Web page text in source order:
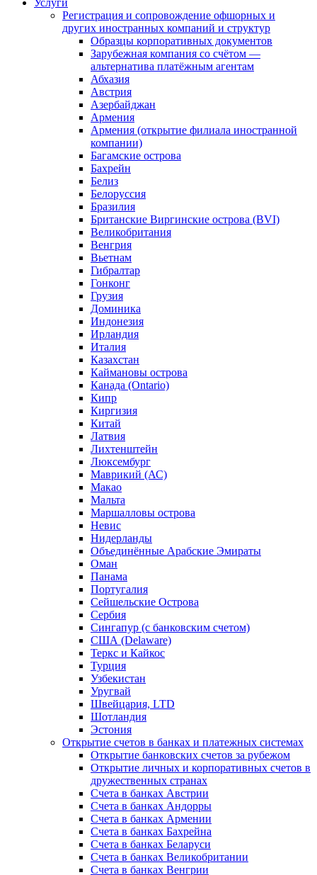
Услуги
Регистрация и сопровождение офшорных и
других иностранных компаний и структур
Образцы корпоративных документов
Зарубежная компания со счётом —
альтернатива платёжным агентам
Абхазия
Австрия
Азербайджан
Армения
Армения (открытие филиала иностранной
компании)
Багамские острова
Бахрейн
Белиз
Белоруссия
Бразилия
Британские Виргинские острова (BVI)
Великобритания
Венгрия
Вьетнам
Гибралтар
Гонконг
Грузия
Доминика
Индонезия
Ирландия
Италия
Казахстан
Каймановы острова
Канада (Ontario)
Кипр
Киргизия
Китай
Латвия
Лихтенштейн
Люксембург
Маврикий (АС)
Макао
Мальта
Маршалловы острова
Нeвис
Нидерланды
Объединённые Арабские Эмираты
Оман
Панама
Португалия
Сейшельские Острова
Сербия
Сингапур (c банковским счетом)
США (Delaware)
Теркс и Кайкос
Турция
Узбекистан
Уругвай
Швейцария, LTD
Шотландия
Эстония
Открытие счетов в банках и платежных системах
Открытие банковских счетов за рубежом
Открытие личных и корпоративных счетов в
дружественных странах
Счета в банках Австрии
Счета в банках Андорры
Счета в банках Армении
Счета в банках Бахрейна
Счета в банках Беларуси
Счета в банках Великобритании
Счета в банках Венгрии